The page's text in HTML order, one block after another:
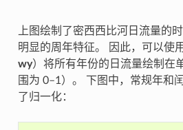
上图绘制了密西西比河日流量的
明显的周年特征。 因此，可以使
wy）将所有年份的日流量绘制在
围为 0–1）。 下图中，常规年和
了归一化：